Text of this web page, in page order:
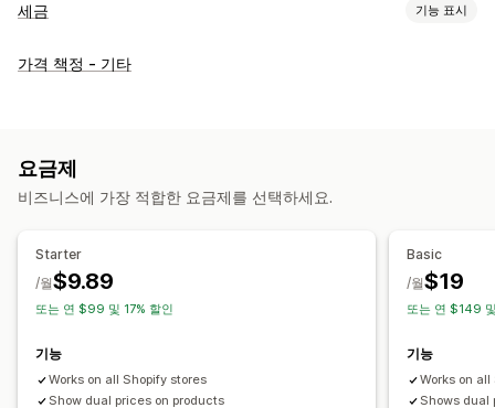
세금 기능 표시
부채 추적
세율 면제 관리
등록
유럽 연합 (VAT)
미국 (판매세)
가격 책정 - 기타
요금제
비즈니스에 가장 적합한 요금제를 선택하세요.
Starter
$9.89
/월
또는 연 $99 및 17% 할인
기능
Works on all Shopify stores
Show dual prices on products
Basic
$19
/월
또는 연 $149
기능
Works on
Shows dual